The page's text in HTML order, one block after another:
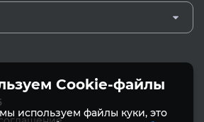
Cookie-файлы
используем файлы куки, это